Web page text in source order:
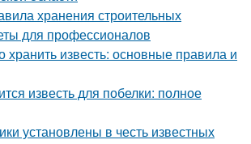
хранения строительных
для профессионалов
хранить известь: основные правила и
известь для побелки: полное
установлены в честь известных